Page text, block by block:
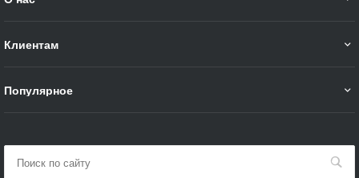
Клиентам
Популярное